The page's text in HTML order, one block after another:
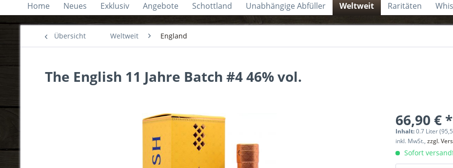
Home Neues Exklusiv Angebote Schottland Unabhängige Abfüller Weltweit Raritäten
Übersicht Weltweit England
The English 11 Jahre Batch #4 46% vol.
66,90 € *
Inhalt:0.7 Liter
inkl. MwSt.,zzgl.
Sofort